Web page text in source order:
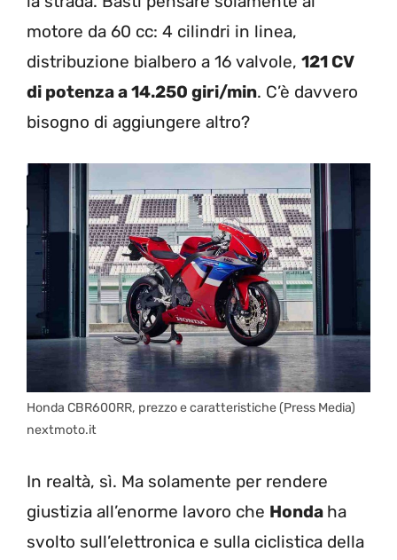
motore da 60 cc: 4 cilindri in linea,
distribuzione bialbero a 16 valvole, 121 CV
di potenza a 14.250 giri/min. C’è davvero
bisogno di aggiungere altro?
Honda CBR600RR, prezzo e caratteristiche (Press Media)
nextmoto.it
In realtà, sì. Ma solamente per rendere
giustizia all’enorme lavoro che Honda ha
svolto sull’elettronica e sulla ciclistica della